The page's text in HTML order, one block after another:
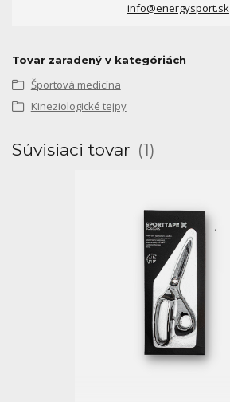
info@energysport.sk
Tovar zaradený v kategóriách
Športová medicína
Kineziologické tejpy
Súvisiaci tovar 1